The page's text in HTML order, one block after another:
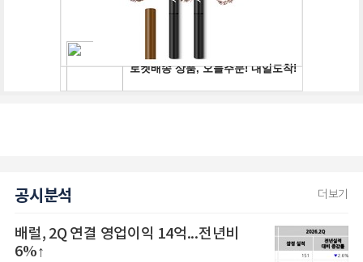
공시분석 더보기
배럴, 2Q 연결 영업이익 14억...전년비
6%↑